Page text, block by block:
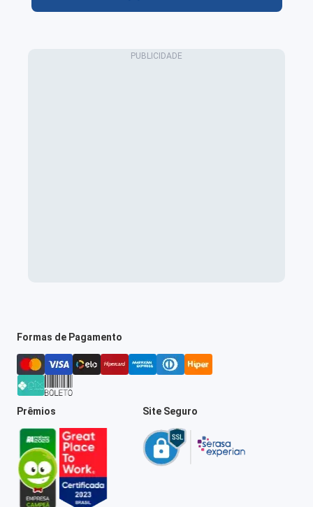
Formas de Pagamento
Prêmios Site Seguro